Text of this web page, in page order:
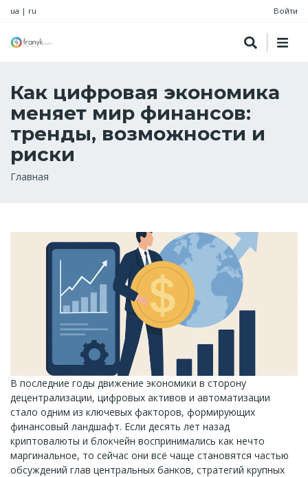
ua | ru Войти
Как цифровая экономика
меняет мир финансов:
тренды, возможности и
риски
Строка
Главная
В последние годы движение экономики в сторону
децентрализации, цифровых активов и автоматизации
стало одним из ключевых факторов, формирующих
финансовый ландшафт. Если десять лет назад
криптовалюты и блокчейн воспринимались как нечто
маргинальное, то сейчас они всё чаще становятся частью
обсуждений глав центральных банков, стратегий крупных